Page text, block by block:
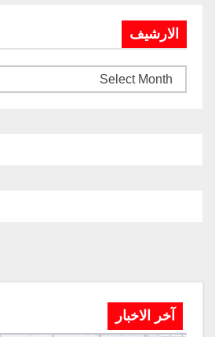
الارشيف
آخر الاخبار